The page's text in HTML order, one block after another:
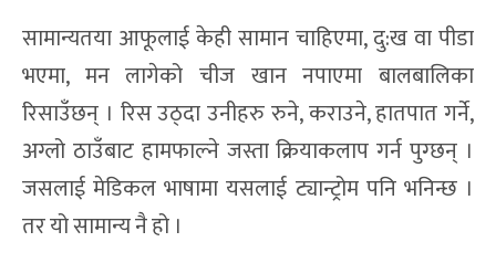
सामान्यतया आफूलाई केही सामान चाहिएमा, दु:ख वा पीडा
भएमा, मन लागेको चीज खान नपाएमा बालबालिका
रिसाउँछन् । रिस उठ्दा उनीहरु रुने, कराउने, हातपात गर्ने,
अग्लो ठाउँबाट हामफाल्ने जस्ता क्रियाकलाप गर्न पुग्छन् ।
जसलाई मेडिकल भाषामा यसलाई ट्यान्ट्रोम पनि भनिन्छ ।
तर यो सामान्य नै हो ।